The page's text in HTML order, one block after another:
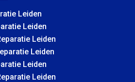
Leiden
Leiden
Leiden
Leiden
Leiden
Leiden